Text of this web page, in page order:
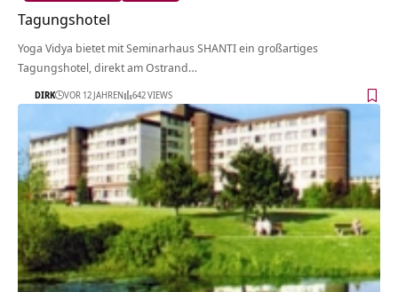
Tagungshotel
Yoga Vidya bietet mit Seminarhaus SHANTI ein großartiges
Tagungshotel, direkt am Ostrand…
DIRK VOR 12 JAHREN 642 VIEWS